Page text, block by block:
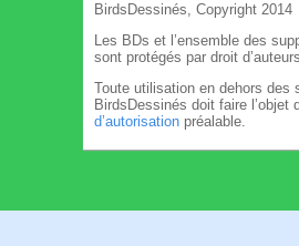
BirdsDessinés, Copyright 2014
Les BDs et l’ensemble des
sont protégés par droit
Toute utilisation en dehors des
BirdsDessinés doit faire l’objet
d’autorisation préalable.